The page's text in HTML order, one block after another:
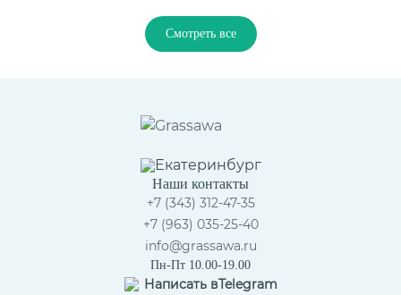
Смотреть все
Екатеринбург
Наши контакты
+7 (343) 312-47-35
+7 (963) 035-25-40
info@grassawa.ru
Пн-Пт 10.00-19.00
Написать вTelegram